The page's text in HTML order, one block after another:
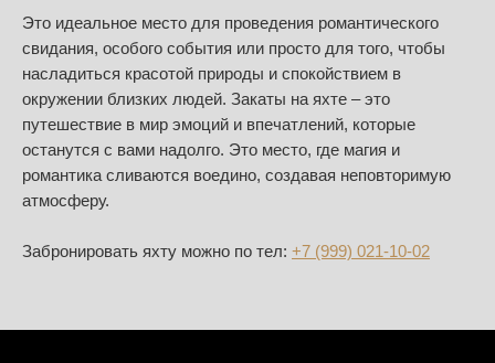
Это идеальное место для проведения романтического
свидания, особого события или просто для того, чтобы
насладиться красотой природы и спокойствием в
окружении близких людей. Закаты на яхте – это
путешествие в мир эмоций и впечатлений, которые
останутся с вами надолго. Это место, где магия и
романтика сливаются воедино, создавая неповторимую
атмосферу.
Забронировать яхту можно по тел: +7 (999) 021-10-02